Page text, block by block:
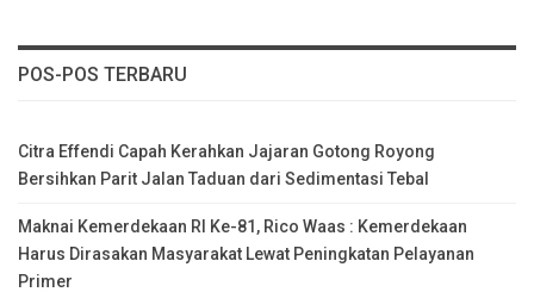
POS-POS TERBARU
Citra Effendi Capah Kerahkan Jajaran Gotong Royong
Bersihkan Parit Jalan Taduan dari Sedimentasi Tebal
Maknai Kemerdekaan RI Ke-81, Rico Waas : Kemerdekaan
Harus Dirasakan Masyarakat Lewat Peningkatan Pelayanan
Primer